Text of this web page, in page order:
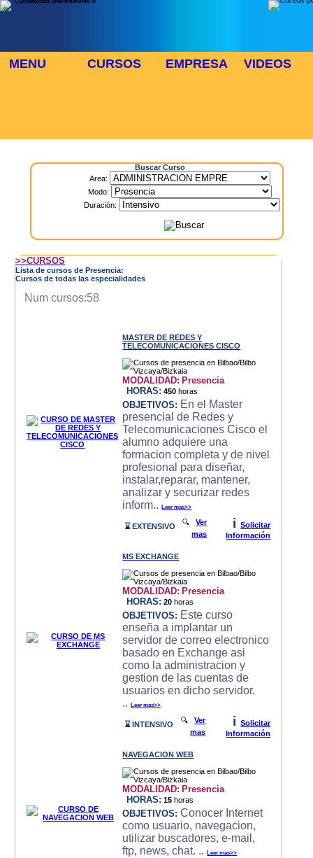
MENU CURSOS EMPRESA VIDEOS
Buscar Curso
Area:
Modo:
Duración:
>>CURSOS
Lista de cursos de Presencia:
Cursos de todas las especialidades
Num cursos:58
MASTER DE REDES Y
TELECOMUNICACIONES CISCO
MODALIDAD: Presencia
HORAS: 450 horas
OBJETIVOS: En el Master
presencial de Redes y
Telecomunicaciones Cisco el
alumno adquiere una
formacion completa y de nivel
profesional para diseñar,
instalar,reparar, mantener,
analizar y securizar redes
inform..Leer mas>>
⌛ EXTENSIVO 🔍Ver
mas
i
Solicitar
Información
MS EXCHANGE
MODALIDAD: Presencia
HORAS: 20 horas
OBJETIVOS: Este curso
enseña a implantar un
servidor de correo electronico
basado en Exchange asi
como la administracion y
gestion de las cuentas de
usuarios en dicho servidor.
..Leer mas>>
⌛ INTENSIVO 🔍Ver
mas
i
Solicitar
Información
NAVEGACION WEB
MODALIDAD: Presencia
HORAS: 15 horas
OBJETIVOS: Conocer Internet
como usuario, navegacion,
utilizar buscadores, e-mail,
ftp, news, chat. ..Leer mas>>